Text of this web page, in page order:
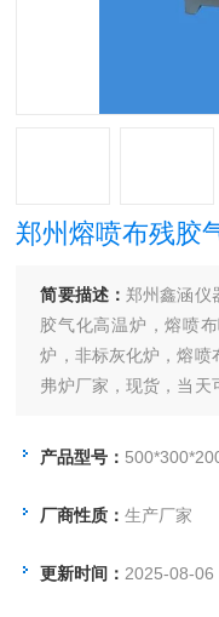
郑州熔喷布残胶
简要描述：郑州鑫涵仪
胶气化高温炉，熔喷
炉，非标灰化炉，熔喷
弗炉厂家，现货，当天
产品型号：
厂商性质：生产厂家
更新时间： 2025-08-06